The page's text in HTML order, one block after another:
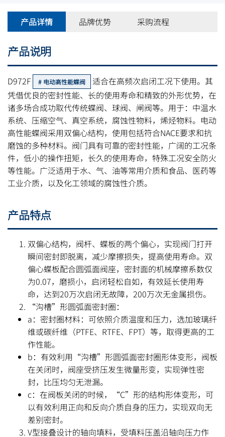
产品详情 品牌优势 采购流程
产品说明
D972F 电动高性能蝶阀
适合在高频次启闭工况下使用。其
凭借优良的密封性能、长的使用寿命和精致的外形优势，在
诸多场合成功取代传统蝶阀、球阀、闸阀等。用于：中温水
系统、压缩空气、真空系统，腐蚀性物料，烯烃物料。电动
高性能蝶阀采用双偏心结构，使用包括符合NACE要求和抗
磨蚀的多种材料。阀门具有可靠的密封性能，广阔的工况条
件，低小的操作扭矩，长久的使用寿命，特殊工况安全防火
等性能。广泛适用于水、气、油等常用介质和食品、医药等
工业介质，以及化工领域的腐蚀性介质。
产品特点
双偏心结构，阀杆、蝶板的两个偏心，实现阀门打开
瞬间密封即脱离，减少摩擦损失，提高使用寿命。双
偏心蝶板配合圆弧面阀座，密封面的机械摩擦系数仅
为0.07，磨损小，启闭轻松自如，有效延长使用寿
命，达到20万次启闭无故障，200万次无金属损伤。
“沟槽”形圆弧面密封圈：
a：密封圈材料：可依照介质温度和压力，选加玻璃纤
维或碳纤维（PTFE、RTFE、FPT）等，取得更高的工
作性能。
b：有效利用“沟槽”形圆弧面密封圈形体变形，阀板
在关闭时，阀座受挤压发生微量形变，实现弹性密
封，比压均匀无泄漏。
c：在阀板关闭的时候，“C”形的结构形体变形，可
以有效利用正向和反向介质自身的压力，实现双向无
差别密封。
V型接叠设计的轴向填料，受填料压盖沿轴向压力作